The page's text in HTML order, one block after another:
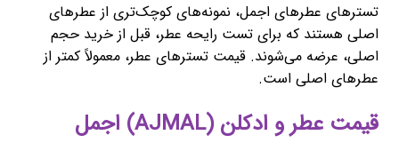
تسترهای عطرهای اجمل، نمونه‌های کوچک‌تری از عطرهای
اصلی هستند که برای تست رایحه عطر، قبل از خرید حجم
اصلی، عرضه می‌شوند. قیمت تسترهای عطر، معمولاً کمتر از
عطرهای اصلی است.
قیمت عطر و ادکلن (AJMAL) اجمل